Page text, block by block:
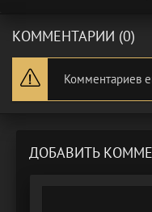
КОММЕНТАРИИ (0)
Комментариев
ДОБАВИТЬ